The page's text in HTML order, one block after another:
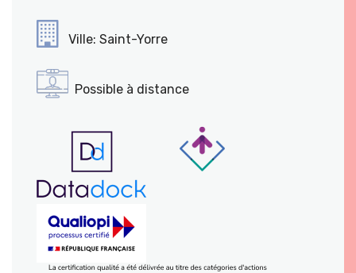
Ville: Saint-Yorre
Possible à distance